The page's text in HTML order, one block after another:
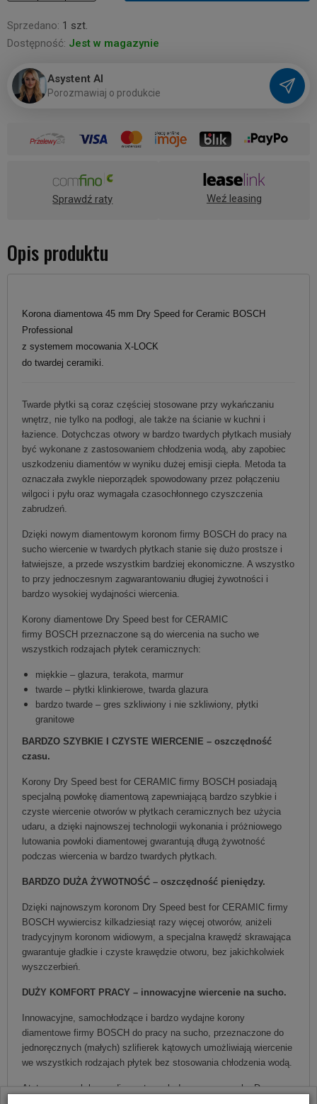
Sprzedano: 1 szt.
Dostępność: Jest w magazynie
Asystent AI
Porozmawiaj o produkcie
Sprawdź raty Weź leasing
Opis produktu
Korona diamentowa 45 mm Dry Speed for Ceramic BOSCH
Professional
z systemem mocowania X-LOCK
do twardej ceramiki.
Twarde płytki są coraz częściej stosowane przy wykańczaniu
wnętrz, nie tylko na podłogi, ale także na ścianie w kuchni i
łazience. Dotychczas otwory w bardzo twardych płytkach musiały
być wykonane z zastosowaniem chłodzenia wodą, aby zapobiec
uszkodzeniu diamentów w wyniku dużej emisji ciepła. Metoda ta
oznaczała zwykle nieporządek spowodowany przez połączeniu
wilgoci i pyłu oraz wymagała czasochłonnego czyszczenia
zabrudzeń.
Dzięki nowym diamentowym koronom firmy BOSCH do pracy na
sucho wiercenie w twardych płytkach stanie się dużo prostsze i
łatwiejsze, a przede wszystkim bardziej ekonomiczne. A wszystko
to przy jednoczesnym zagwarantowaniu długiej żywotności i
bardzo wysokiej wydajności wiercenia.
Korony diamentowe Dry Speed best for CERAMIC
firmy BOSCH przeznaczone są do wiercenia na sucho we
wszystkich rodzajach płytek ceramicznych:
miękkie – glazura, terakota, marmur
twarde – płytki klinkierowe, twarda glazura
bardzo twarde – gres szkliwiony i nie szkliwiony, płytki
granitowe
BARDZO SZYBKIE I CZYSTE WIERCENIE – oszczędność
czasu.
Korony Dry Speed best for CERAMIC firmy BOSCH posiadają
specjalną powłokę diamentową zapewniającą bardzo szybkie i
czyste wiercenie otworów w płytkach ceramicznych bez użycia
udaru, a dzięki najnowszej technologii wykonania i próżniowego
lutowania powłoki diamentowej gwarantują długą żywotność
podczas wiercenia w bardzo twardych płytkach.
BARDZO DUŻA ŻYWOTNOŚĆ – oszczędność pieniędzy.
Dzięki najnowszym koronom Dry Speed best for CERAMIC firmy
BOSCH wywiercisz kilkadziesiąt razy więcej otworów, aniżeli
tradycyjnym koronom widiowym, a specjalna krawędź skrawająca
gwarantuje gładkie i czyste krawędzie otworu, bez jakichkolwiek
wyszczerbień.
DUŻY KOMFORT PRACY – innowacyjne wiercenie na sucho.
Innowacyjne, samochłodzące i bardzo wydajne korony
diamentowe firmy BOSCH do pracy na sucho, przeznaczone do
jednoręcznych (małych) szlifierek kątowych umożliwiają wiercenie
we wszystkich rodzajach płytek bez stosowania chłodzenia wodą.
Atutem nowych koron diamentowych do pracy na sucho Dry